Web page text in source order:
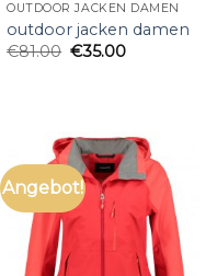
OUTDOOR JACKEN DAMEN
outdoor jacken damen
€81.00 €35.00
Angebot!